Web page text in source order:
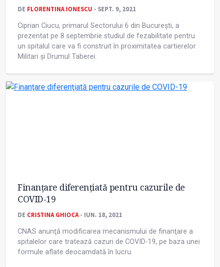
DE FLORENTINA IONESCU - SEPT. 9, 2021
Ciprian Ciucu, primarul Sectorului 6 din București, a
prezentat pe 8 septembrie studiul de fezabilitate pentru
un spitalul care va fi construit în proximitatea cartierelor
Militari și Drumul Taberei.
Finanţare diferenţiată pentru cazurile de
COVID-19
DE CRISTINA GHIOCA- IUN. 18, 2021
CNAS anunţă modificarea mecanismului de finanţare a
spitalelor care tratează cazuri de COVID-19, pe baza unei
formule aflate deocamdată în lucru.